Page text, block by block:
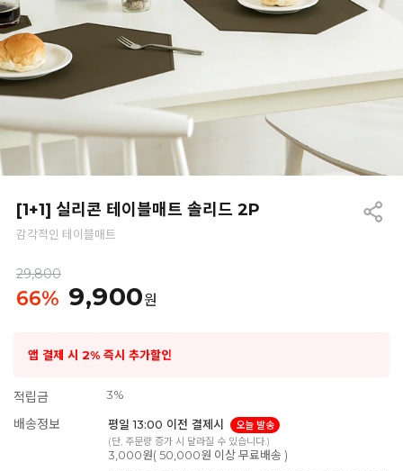
[1+1] 실리콘 테이블매트 솔리드 2P
감각적인 테이블매트
29,800
66% 9,900원
앱 결제 시 2% 즉시 추가할인
적립금 3%
배송정보 평일 13:00 이전 결제시
오늘 발송
(단, 주문량 증가 시 달라질 수 있습니다.)
3,000원( 50,000원 이상 무료배송 )